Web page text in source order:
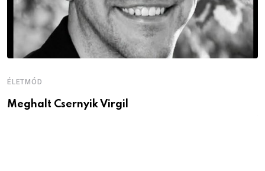
ÉLETMÓD
Meghalt Csernyik Virgil